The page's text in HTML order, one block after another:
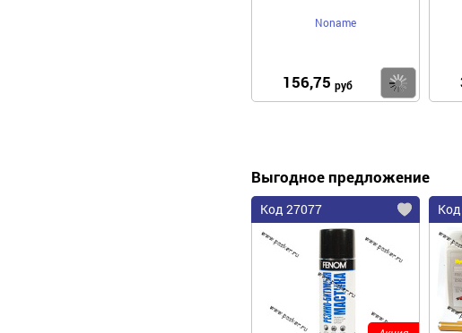
Noname
156,75 руб
Выгодное предложение
Код 27077